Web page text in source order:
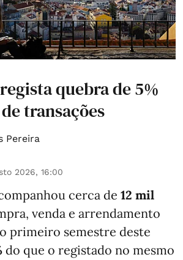
quebra de 5%
transações
Pereira
2026, 16:00
cerca de 12 mil
venda e arrendamento
primeiro semestre deste
do que o registado no mesmo